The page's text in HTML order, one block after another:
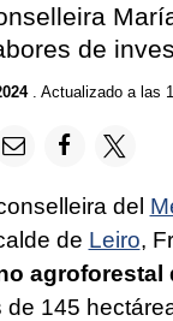
de
. Actualizado a las
del
de Leiro,
agroforestal
de 145